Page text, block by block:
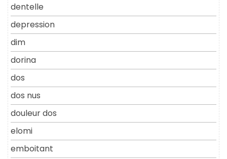
dentelle
depression
dim
dorina
dos
dos nus
douleur dos
elomi
emboitant